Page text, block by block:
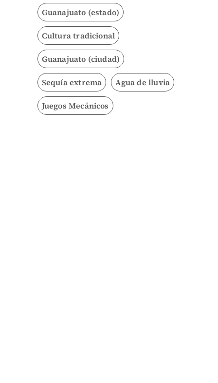
Guanajuato (estado)
Cultura tradicional
Guanajuato (ciudad)
Sequía extrema Agua de lluvia
Juegos Mecánicos